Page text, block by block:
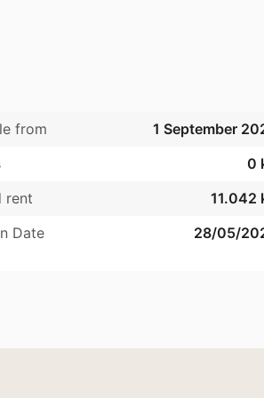
bolig.
ved årsskifte.
from
1 September
0
rent
11.042
Date 28/05/